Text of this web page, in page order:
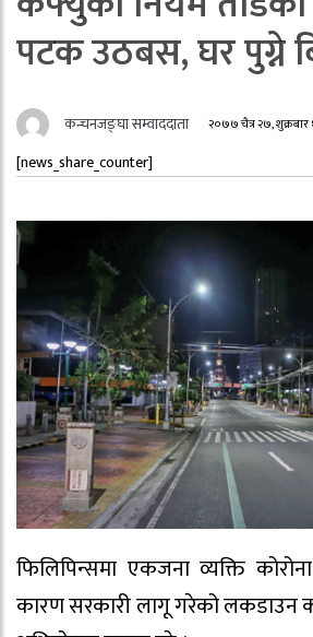
पटक उठबस, घर पुग्ने
कन्चनजङ्घा सम्वाददाता २०७७ चैत्र २७, शुक्रबार
[news_share_counter]
फिलिपिन्समा एकजना व्यक्ति
कारण सरकारी लागू गरेको लकडाउन